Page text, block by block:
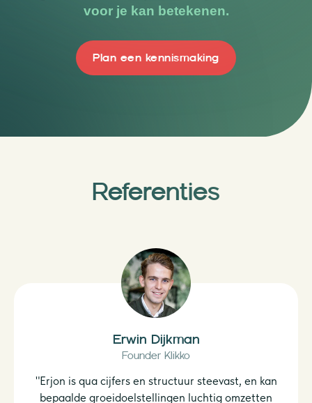
Plan een kennismaking
voor je kan betekenen.
Referenties
Erwin Dijkman
Founder Klikko
"Erjon is qua cijfers en structuur steevast, en kan
bepaalde groeidoelstellingen luchtig omzetten